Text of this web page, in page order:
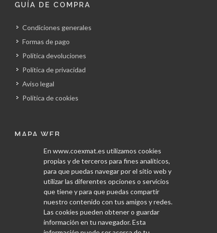
GUÍA DE COMPRA
Condiciones generales
Formas de pago
Política devoluciones
Política de privacidad
Aviso legal
Política de cookies
MAPA WEB
La empresa
Servicios
Proveedores
En www.coexmat.es utilizamos cookies
propias y de terceros para fines analíticos,
para que puedas navegar por el sitio web y
utilizar las diferentes opciones o servicios
que tiene y para que puedas compartir
nuestro contenido con tus amigos y redes.
Las cookies pueden obtener o guardar
información en tu navegador. Esta